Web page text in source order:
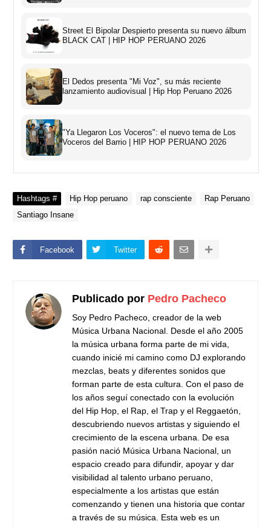
Street El Bipolar Despierto presenta su nuevo álbum
BLACK CAT | HIP HOP PERUANO 2026
El Dedos presenta "Mi Voz", su más reciente
lanzamiento audiovisual | Hip Hop Peruano 2026
"Ya Llegaron Los Voceros": el nuevo tema de Los
Voceros del Barrio | HIP HOP PERUANO 2026
Hashtags # Hip Hop peruano rap consciente
Rap Peruano
Santiago Insane
Facebook Twitter
Publicado por Pedro Pacheco
Soy Pedro Pacheco, creador de la web
Música Urbana Nacional. Desde el año 2005
la música urbana forma parte de mi vida,
cuando inicié mi camino como DJ explorando
mezclas, beats y diferentes sonidos que
forman parte de esta cultura. Con el paso de
los años seguí conectado con la evolución
del Hip Hop, el Rap, el Trap y el Reggaetón,
descubriendo nuevos artistas y siguiendo el
crecimiento de la escena urbana. De esa
pasión nació Música Urbana Nacional, un
espacio creado para difundir, apoyar y dar
visibilidad al talento urbano peruano,
especialmente a los artistas que están
comenzando y tienen una historia que contar
a través de su música. Esta web es un